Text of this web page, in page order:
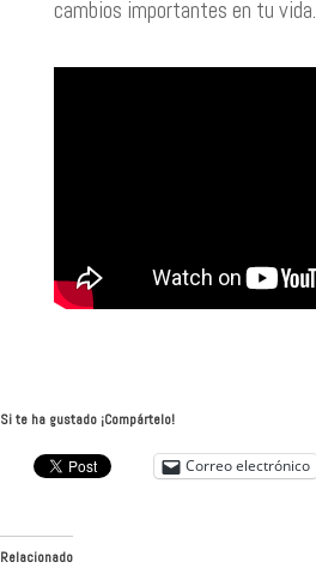
cambios importantes en tu vida.
Si te ha gustado ¡Compártelo!
Correo electrónico
Relacionado